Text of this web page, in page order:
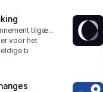
Gratis abonnement tilgængeligt
voor het
b